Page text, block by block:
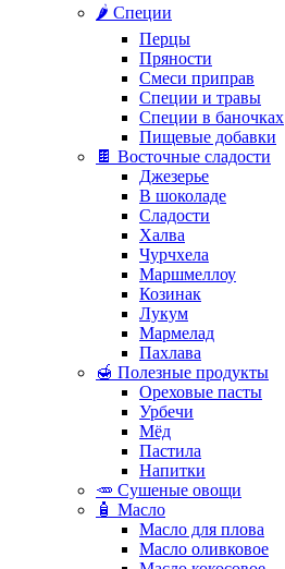
🌶️ Специи
Перцы
Пряности
Смеси приправ
Специи и травы
Специи в баночках
Пищевые добавки
🍫 Восточные сладости
Джезерье
В шоколаде
Сладости
Халва
Чурчхела
Маршмеллоу
Козинак
Лукум
Мармелад
Пахлава
🍯 Полезные продукты
Ореховые пасты
Урбечи
Мёд
Пастила
Напитки
🥕 Сушеные овощи
🧴 Масло
Масло для плова
Масло оливковое